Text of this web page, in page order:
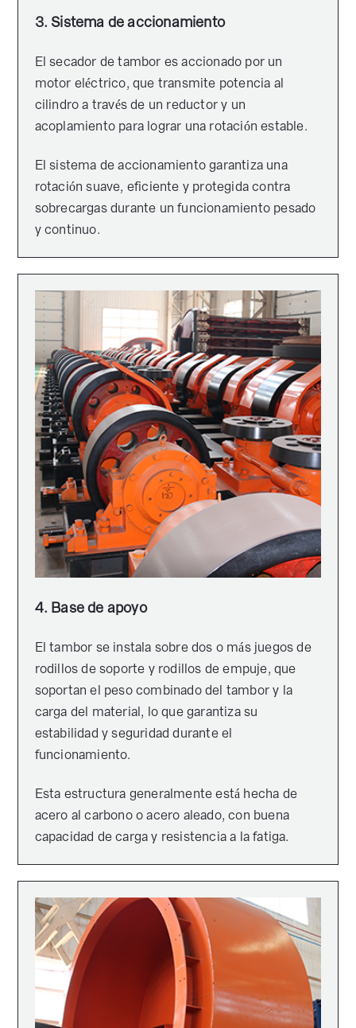
3. Sistema de accionamiento
El secador de tambor es accionado por un
motor eléctrico, que transmite potencia al
cilindro a través de un reductor y un
acoplamiento para lograr una rotación estable.
El sistema de accionamiento garantiza una
rotación suave, eficiente y protegida contra
sobrecargas durante un funcionamiento pesado
y continuo.
4. Base de apoyo
El tambor se instala sobre dos o más juegos de
rodillos de soporte y rodillos de empuje, que
soportan el peso combinado del tambor y la
carga del material, lo que garantiza su
estabilidad y seguridad durante el
funcionamiento.
Esta estructura generalmente está hecha de
acero al carbono o acero aleado, con buena
capacidad de carga y resistencia a la fatiga.